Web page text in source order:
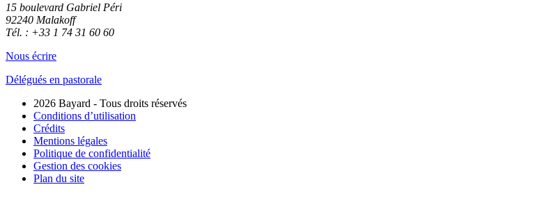
15 boulevard Gabriel Péri
92240 Malakoff
Tél. : +33 1 74 31 60 60
Nous écrire
Délégués en pastorale
2026 Bayard - Tous droits réservés
Conditions d’utilisation
Crédits
Mentions légales
Politique de confidentialité
Gestion des cookies
Plan du site